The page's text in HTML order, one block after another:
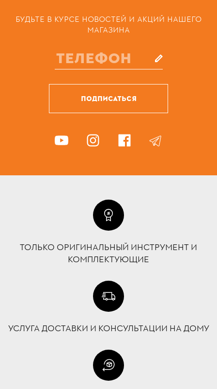
БУДЬТЕ В КУРСЕ НОВОСТЕЙ И АКЦИЙ НАШЕГО
МАГАЗИНА
ПОДПИСАТЬСЯ
ТОЛЬКО ОРИГИНАЛЬНЫЙ ИНСТРУМЕНТ И
КОМПЛЕКТУЮЩИЕ
УСЛУГА ДОСТАВКИ И КОНСУЛЬТАЦИИ НА ДОМУ